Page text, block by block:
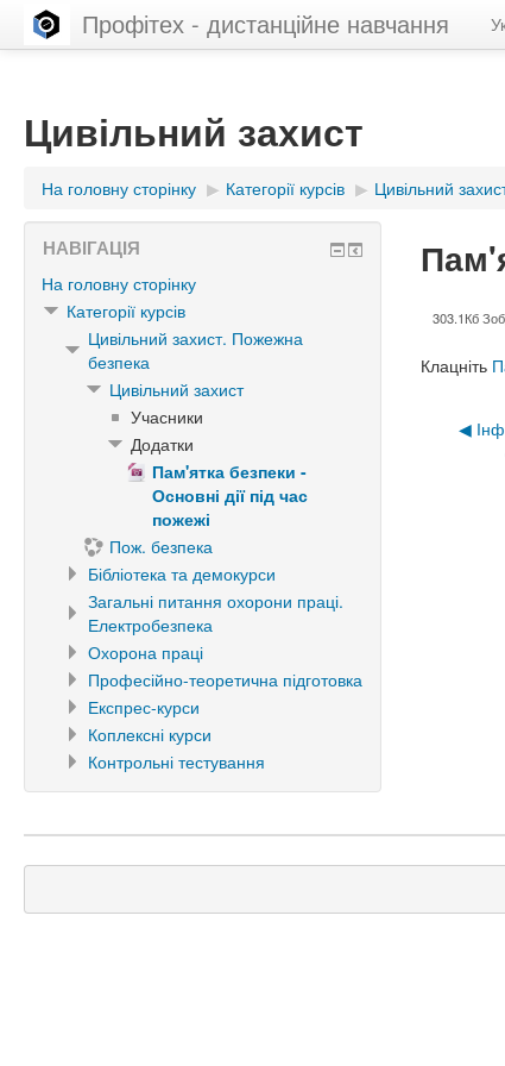
Профітех - дистанційне навчання
Цивільний захист
На головну сторінку ▶︎ Категорії курсів ▶︎ Цивільний
303.1Кб
Клацніть
◀︎
НАВІГАЦІЯ
На головну сторінку
Категорії курсів
Цивільний захист. Пожежна
безпека
Цивільний захист
Учасники
Додатки
Пам'ятка безпеки -
Основні дії під час
пожежі
Пож. безпека
Бібліотека та демокурси
Загальні питання охорони праці.
Електробезпека
Охорона праці
Професійно-теоретична підготовка
Експрес-курси
Коплексні курси
Контрольні тестування